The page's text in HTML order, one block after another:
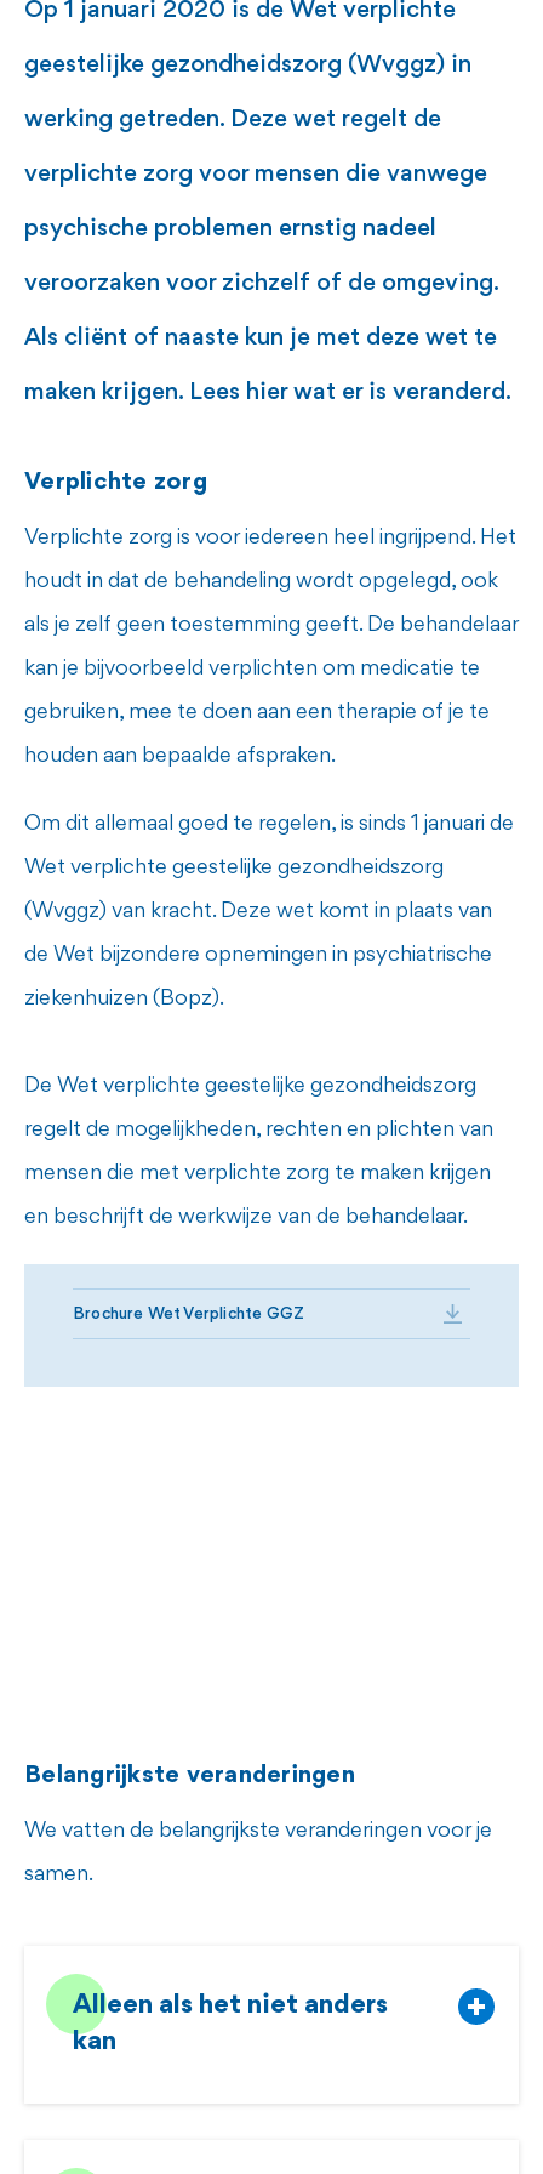
Op 1 januari 2020 is de Wet verplichte
geestelijke gezondheidszorg (Wvggz) in
werking getreden. Deze wet regelt de
verplichte zorg voor mensen die vanwege
psychische problemen ernstig nadeel
veroorzaken voor zichzelf of de omgeving.
Als cliënt of naaste kun je met deze wet te
maken krijgen. Lees hier wat er is veranderd.
Verplichte zorg
Verplichte zorg is voor iedereen heel ingrijpend. Het
houdt in dat de behandeling wordt opgelegd, ook
als je zelf geen toestemming geeft. De behandelaar
kan je bijvoorbeeld verplichten om medicatie te
gebruiken, mee te doen aan een therapie of je te
houden aan bepaalde afspraken.
Om dit allemaal goed te regelen, is sinds 1 januari de
Wet verplichte geestelijke gezondheidszorg
(Wvggz) van kracht. Deze wet komt in plaats van
de Wet bijzondere opnemingen in psychiatrische
ziekenhuizen (Bopz).
De Wet verplichte geestelijke gezondheidszorg
regelt de mogelijkheden, rechten en plichten van
mensen die met verplichte zorg te maken krijgen
en beschrijft de werkwijze van de behandelaar.
Brochure Wet Verplichte GGZ
Belangrijkste veranderingen
We vatten de belangrijkste veranderingen voor je
samen.
Alleen als het niet anders
kan